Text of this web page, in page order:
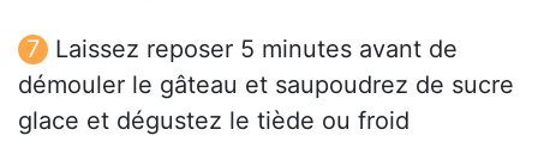
Laissez reposer 5 minutes avant de
démouler le gâteau et saupoudrez de sucre
glace et dégustez le tiède ou froid